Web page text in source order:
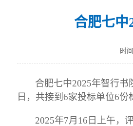
合肥七中
时
合肥七中2025年智行书
日，共接到 6家投标单位6份
2025年7月 16 日 上午，